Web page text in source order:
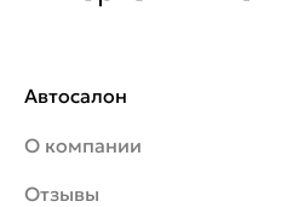
Автосалон
О компании
Отзывы